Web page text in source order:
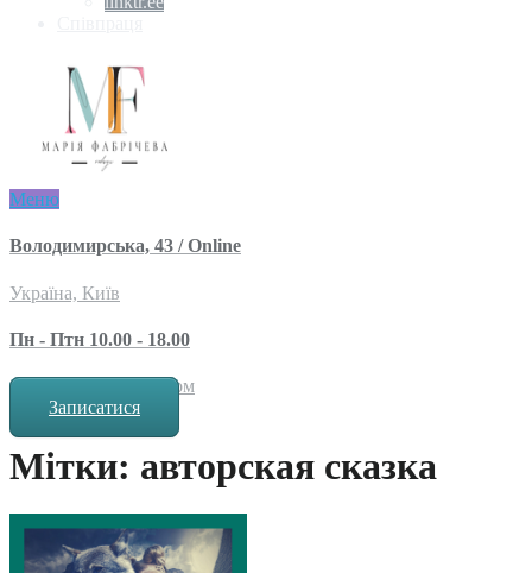
Меню
Володимирська, 43 / Online
Україна, Київ
Пн - Птн 10.00 - 18.00
за попереднім записом
Записатися
Мітки: авторская сказка